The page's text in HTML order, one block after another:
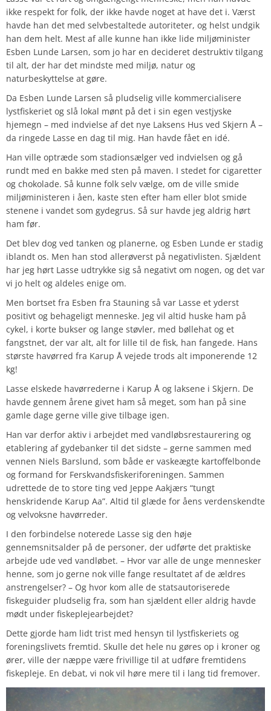
ikke respekt for folk, der ikke havde noget at have det i. Værst
havde han det med selvbestaltede autoriteter, og helst undgik
han dem helt. Mest af alle kunne han ikke lide miljøminister
Esben Lunde Larsen, som jo har en decideret destruktiv tilgang
til alt, der har det mindste med miljø, natur og
naturbeskyttelse at gøre.
Da Esben Lunde Larsen så pludselig ville kommercialisere
lystfiskeriet og slå lokal mønt på det i sin egen vestjyske
hjemegn – med indvielse af det nye Laksens Hus ved Skjern Å –
da ringede Lasse en dag til mig. Han havde fået en idé.
Han ville optræde som stadionsælger ved indvielsen og gå
rundt med en bakke med sten på maven. I stedet for cigaretter
og chokolade. Så kunne folk selv vælge, om de ville smide
miljøministeren i åen, kaste sten efter ham eller blot smide
stenene i vandet som gydegrus. Så sur havde jeg aldrig hørt
ham før.
Det blev dog ved tanken og planerne, og Esben Lunde er stadig
iblandt os. Men han stod allerøverst på negativlisten. Sjældent
har jeg hørt Lasse udtrykke sig så negativt om nogen, og det var
vi jo helt og aldeles enige om.
Men bortset fra Esben fra Stauning så var Lasse et yderst
positivt og behageligt menneske. Jeg vil altid huske ham på
cykel, i korte bukser og lange støvler, med bøllehat og et
fangstnet, der var alt, alt for lille til de fisk, han fangede. Hans
største havørred fra Karup Å vejede trods alt imponerende 12
kg!
Lasse elskede havørrederne i Karup Å og laksene i Skjern. De
havde gennem årene givet ham så meget, som han på sine
gamle dage gerne ville give tilbage igen.
Han var derfor aktiv i arbejdet med vandløbsrestaurering og
etablering af gydebanker til det sidste – gerne sammen med
vennen Niels Barslund, som både er vaskeægte kartoffelbonde
og formand for Ferskvandsfiskeriforeningen. Sammen
udrettede de to store ting ved Jeppe Aakjærs “tungt
henskridende Karup Aa”. Altid til glæde for åens verdenskendte
og velvoksne havørreder.
I den forbindelse noterede Lasse sig den høje
gennemsnitsalder på de personer, der udførte det praktiske
arbejde ude ved vandløbet. – Hvor var alle de unge mennesker
henne, som jo gerne nok ville fange resultatet af de ældres
anstrengelser? – Og hvor kom alle de statsautoriserede
fiskeguider pludselig fra, som han sjældent eller aldrig havde
mødt under fiskeplejearbejdet?
Dette gjorde ham lidt trist med hensyn til lystfiskeriets og
foreningslivets fremtid. Skulle det hele nu gøres op i kroner og
ører, ville der næppe være frivillige til at udføre fremtidens
fiskepleje. En debat, vi nok vil høre mere til i lang tid fremover.